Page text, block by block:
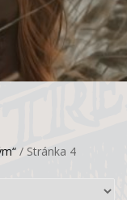
/ Stránka 4